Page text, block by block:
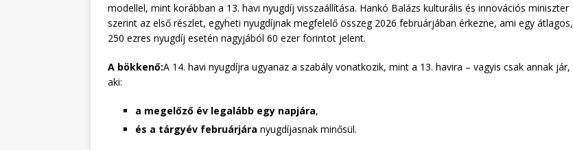
modellel, mint korábban a 13. havi nyugdíj visszaállítása. Hankó Balázs kulturális és innovációs miniszter
szerint az első részlet, egyheti nyugdíjnak megfelelő összeg 2026 februárjában érkezne, ami egy átlagos,
250 ezres nyugdíj esetén nagyjából 60 ezer forintot jelent.
A bökkenő:A 14. havi nyugdíjra ugyanaz a szabály vonatkozik, mint a 13. havira – vagyis csak annak jár,
aki:
a megelőző év legalább egy napjára,
és a tárgyév februárjára nyugdíjasnak minősül.